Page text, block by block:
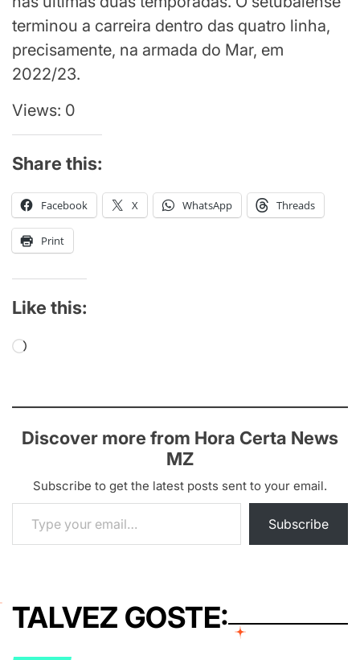
terminou a carreira dentro das quatro linha,
precisamente, na armada do Mar, em
2022/23.
Views: 0
Share this:
Facebook X WhatsApp Threads
Print
Like this:
Loading…
Discover more from Hora Certa News
MZ
Subscribe to get the latest posts sent to your email.
Type your email…
Subscribe
TALVEZ GOSTE: